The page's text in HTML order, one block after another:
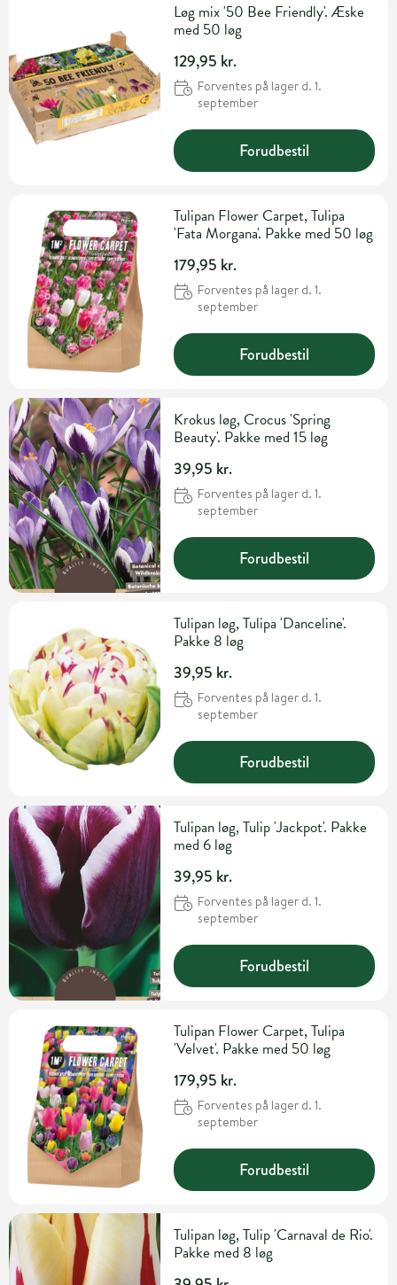
Løg mix '50 Bee Friendly'. Æske
med 50 løg
129,95 kr.
Forventes på lager d. 1.
september
Forudbestil
Tulipan Flower Carpet, Tulipa
'Fata Morgana'. Pakke med 50 løg
179,95 kr.
Forventes på lager d. 1.
september
Forudbestil
Krokus løg, Crocus 'Spring
Beauty'. Pakke med 15 løg
39,95 kr.
Forventes på lager d. 1.
september
Forudbestil
Tulipan løg, Tulipa 'Danceline'.
Pakke 8 løg
39,95 kr.
Forventes på lager d. 1.
september
Forudbestil
Tulipan løg, Tulip 'Jackpot'. Pakke
med 6 løg
39,95 kr.
Forventes på lager d. 1.
september
Forudbestil
Tulipan Flower Carpet, Tulipa
'Velvet'. Pakke med 50 løg
179,95 kr.
Forventes på lager d. 1.
september
Forudbestil
Tulipan løg, Tulip 'Carnaval de Rio'.
Pakke med 8 løg